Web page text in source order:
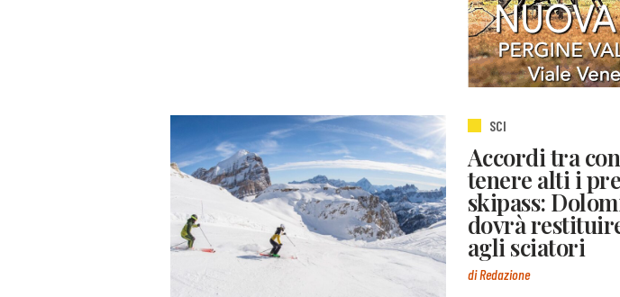
SCI
Accordi tra
tenere alti i
skipass:
dovrà
agli sciatori
di Redazione